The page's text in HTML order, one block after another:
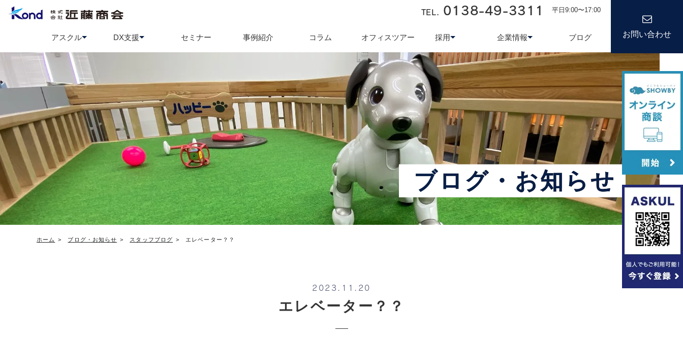
アスクル
アスクル
DX支援
テレワーク導入支援 オフィス業務システム kond 光回線
セミナー 事例紹介 コラム オフィスツアー 採用
採用について 新卒採用
企業情報
会社情報
ブログ
TEL. 0138-49-3311 平日9:00〜17:00
お問い合わせ
ブログ・お知らせ
ホーム ブログ・お知らせ スタッフブログ エレベーター？？
2023.11.20
エレベーター？？